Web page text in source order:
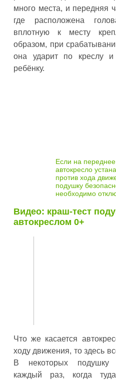
много места, и передняя
где расположена
вплотную к месту
образом, при
она ударит по креслу
ребёнку.
Если на
автокресло
против хода
подушку
необходимо
Видео: краш-тест
автокреслом 0+
Что же касается
ходу движения, то здесь
В некоторых подушку
каждый раз, когда